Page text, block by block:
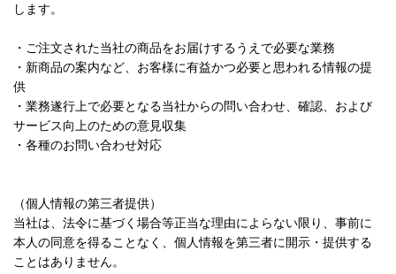
します。
・ご注文された当社の商品をお届けするうえで必要な業務
・新商品の案内など、お客様に有益かつ必要と思われる情報の提
供
・業務遂行上で必要となる当社からの問い合わせ、確認、および
サービス向上のための意見収集
・各種のお問い合わせ対応
（個人情報の第三者提供）
当社は、法令に基づく場合等正当な理由によらない限り、事前に
本人の同意を得ることなく、個人情報を第三者に開示・提供する
ことはありません。